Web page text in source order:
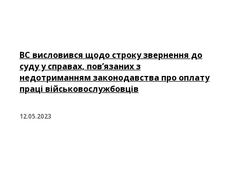
ВС висловився щодо строку звернення до
суду у справах, пов’язаних з
недотриманням законодавства про оплату
праці військовослужбовців
12.05.2023